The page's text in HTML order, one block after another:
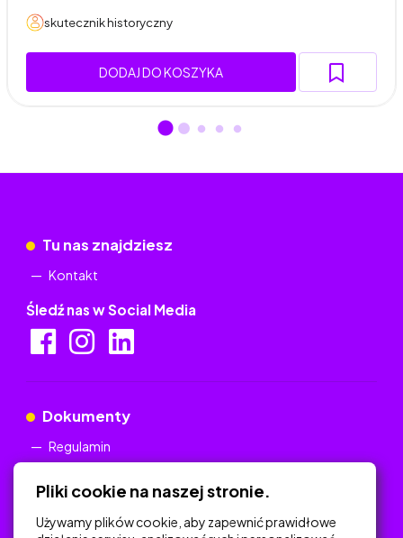
skutecznik historyczny
DODAJ DO KOSZYKA
Tu nas znajdziesz
Kontakt
Śledź nas w Social Media
Dokumenty
Regulamin
Pliki cookie na naszej stronie.
Używamy plików cookie, aby zapewnić prawidłowe